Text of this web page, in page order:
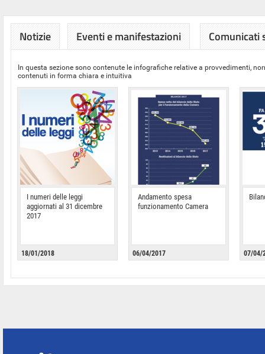
Notizie Eventi e manifestazioni Comunicati
In questa sezione sono contenute le infografiche relative a provvedimenti,
contenuti in forma chiara e intuitiva
I numeri delle leggi
aggiornati al 31 dicembre
2017
18/01/2018
Andamento spesa
funzionamento Camera
06/04/2017 07/04/